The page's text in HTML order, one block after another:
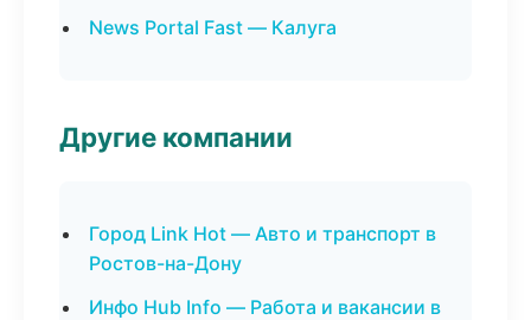
News Portal Fast — Калуга
Другие компании
Город Link Hot — Авто и транспорт в
Ростов-на-Дону
Инфо Hub Info — Работа и вакансии в